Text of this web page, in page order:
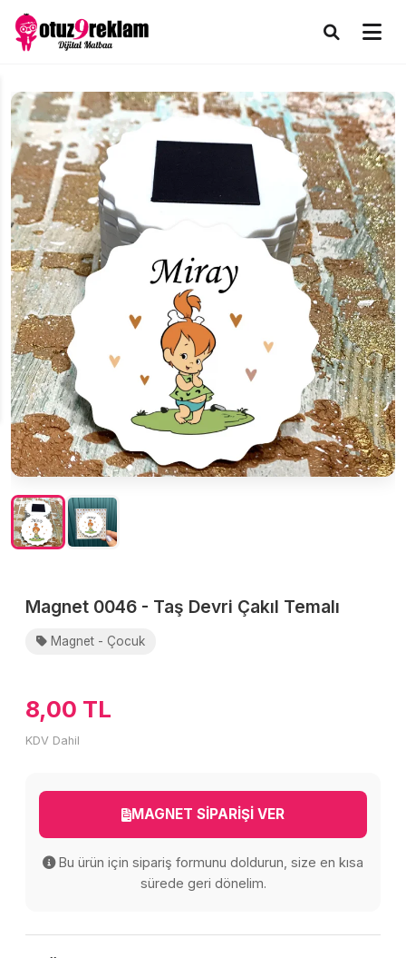
Magnet 0046 - Taş Devri Çakıl Temalı
Magnet - Çocuk
8,00 TL
KDV Dahil
MAGNET SİPARİŞİ VER
Bu ürün için sipariş formunu doldurun, size en kısa
sürede geri dönelim.